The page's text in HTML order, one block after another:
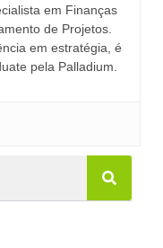
em Finanças
de Projetos.
em estratégia, é
pela Palladium.